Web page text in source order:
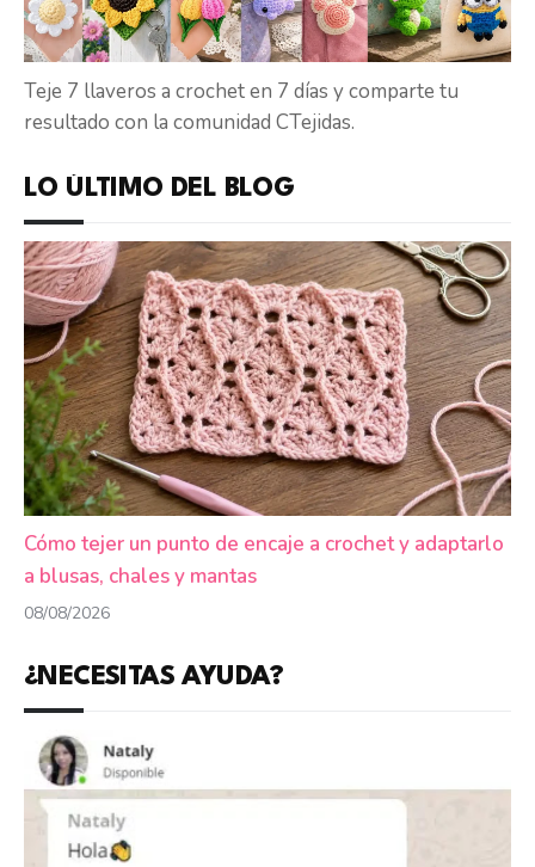
Teje 7 llaveros a crochet en 7 días y comparte tu
resultado con la comunidad CTejidas.
LO ÚLTIMO DEL BLOG
Cómo tejer un punto de encaje a crochet y adaptarlo
a blusas, chales y mantas
08/08/2026
¿NECESITAS AYUDA?